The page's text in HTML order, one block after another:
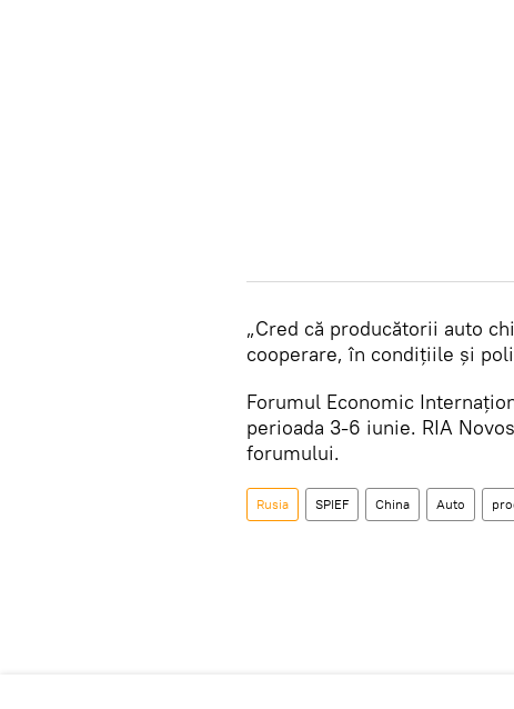
„Cred că producătorii auto
cooperare, în condițiile și
Forumul Economic
perioada 3-6 iunie. RIA
forumului.
Rusia SPIEF China Auto